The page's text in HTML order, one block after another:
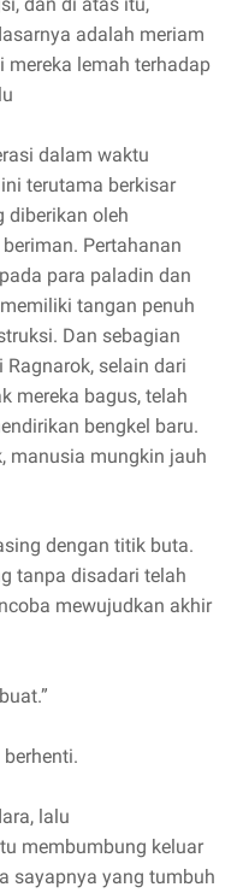
adalah meriam
mereka lemah terhadap
dalam waktu
terutama berkisar
diberikan oleh
Pertahanan
para paladin dan
tangan penuh
Dan sebagian
selain dari
mereka bagus, telah
bengkel baru.
manusia mungkin jauh
dengan titik buta.
tanpa disadari telah
mewujudkan akhir
lalu
membumbung keluar
sayapnya yang tumbuh